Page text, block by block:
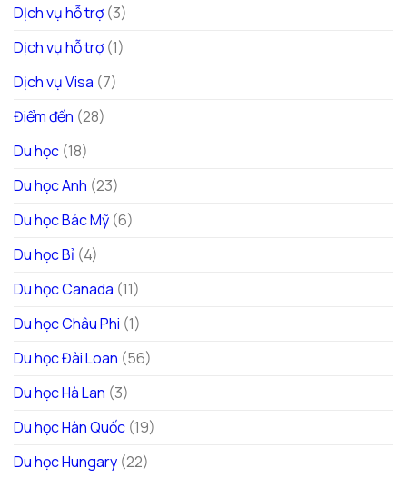
DỊch vụ hỗ trợ (3)
Dịch vụ hỗ trợ (1)
Dịch vụ Visa (7)
Điểm đến (28)
Du học (18)
Du học Anh (23)
Du học Bác Mỹ (6)
Du học Bỉ (4)
Du học Canada (11)
Du học Châu Phi (1)
Du học Đài Loan (56)
Du học Hà Lan (3)
Du học Hàn Quốc (19)
Du học Hungary (22)